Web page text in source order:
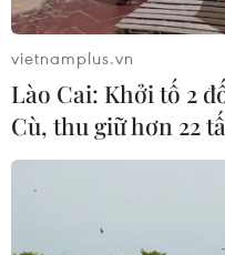
vietnamplus.vn
Lào Cai: Khởi tố 2
Cù, thu giữ hơn 22